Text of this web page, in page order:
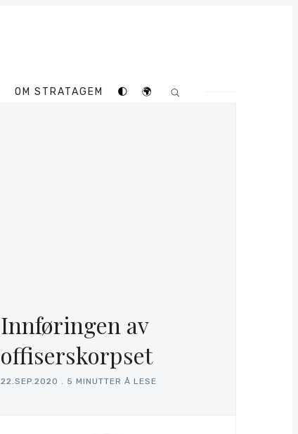
OM STRATAGEM 🌓 🌍
Innføringen av
offiserskorpset
22.SEP.2020 . 5 MINUTTER Å LESE